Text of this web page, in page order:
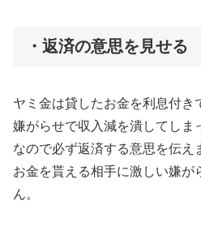
・返済の意思を見せる
ヤミ金は貸したお金を利息付き
嫌がらせで収入減を潰してしま
なので必ず返済する意思を伝え
お金を貰える相手に激しい嫌が
ん。